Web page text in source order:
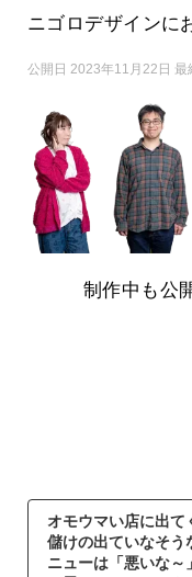
ニゴロデザインに
公開日 2023年11月22日
制作中も公
オモウマい店に出て
儲けの出ていなそう
ニューは「悪いな～